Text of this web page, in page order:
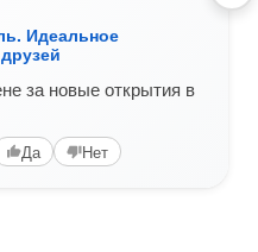
Идеальное
за новые открытия в
Да Нет